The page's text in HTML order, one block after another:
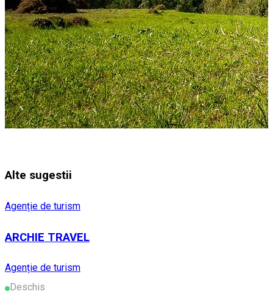
Alte sugestii
Agenție de turism
ARCHIE TRAVEL
Agenție de turism
Deschis